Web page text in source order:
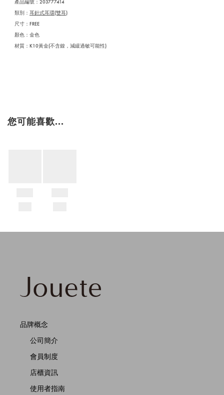
產品編號： 203777414
類別： 耳針式耳環(雙耳)
尺寸：FREE
顏色：金色
材質：K10黃金(不含鎳，減緩過敏可能性)
您可能喜歡...
品牌概念
公司簡介
會員制度
店櫃資訊
使用者指南